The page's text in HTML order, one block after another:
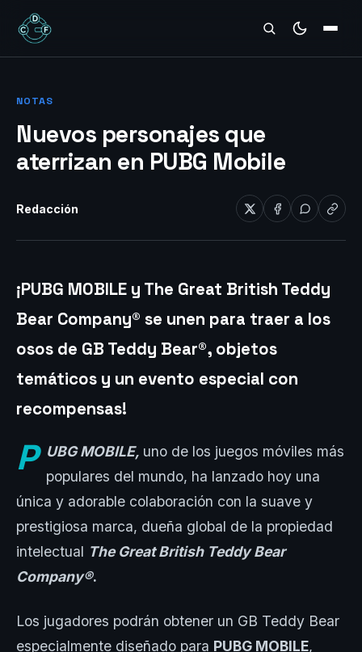
REVIEWS
NOTAS
Nuevos personajes que
aterrizan en PUBG Mobile
Redacción
¡PUBG MOBILE y The Great British Teddy
Bear Company® se unen para traer a los
osos de GB Teddy Bear®, objetos
temáticos y un evento especial con
recompensas!
P UBG MOBILE, uno de los juegos móviles más
populares del mundo, ha lanzado hoy una
única y adorable colaboración con la suave y
prestigiosa marca, dueña global de la propiedad
intelectual The Great British Teddy Bear
Company®.
Los jugadores podrán obtener un GB Teddy Bear
especialmente diseñado para PUBG MOBILE,